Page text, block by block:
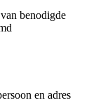
benodigde
en adres